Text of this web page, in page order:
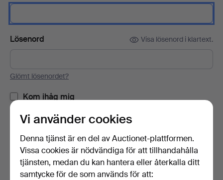
Lösenord Visa lösenord i klartext.
Glömt lösenordet?
Kom ihåg mig
Logga in
eller logga in via Facebook här
Vi använder cookies
Denna tjänst är en del av Auctionet-plattformen.
Vissa cookies är nödvändiga för att tillhandahålla
tjänsten, medan du kan hantera eller återkalla ditt
samtycke för de som används för att: